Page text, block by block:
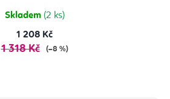
hvězdiček.
Skladem (2 ks)
1 208 Kč
1 318 Kč (–8 %)